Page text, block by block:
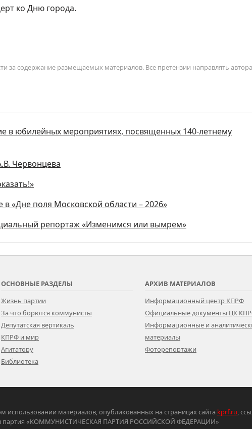
ко Дню города.
за содержание размещаемых материалов. Все претензии направлять
в юбилейных мероприятиях, посвященных 140-летнему
Червонцева
«Дне поля Московской области – 2026»
репортаж «Изменимся или вымрем»
ОСНОВНЫЕ РАЗДЕЛЫ
Жизнь партии
За что борются коммунисты
Депутатская вертикаль
КПРФ и мир
Агитатору
Библиотека
АРХИВ МАТЕРИАЛОВ
Информационный центр КПРФ
Официальные документы ЦК
Информационные и
материалы
Фоторепортажи
использовании материалов, опубликованных на страницах сайта kprf.ru,
партия «КОММУНИСТИЧЕСКАЯ ПАРТИЯ РОССИЙСКОЙ ФЕДЕРАЦИИ»